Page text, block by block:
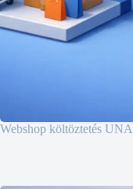
Webshop költöztetés